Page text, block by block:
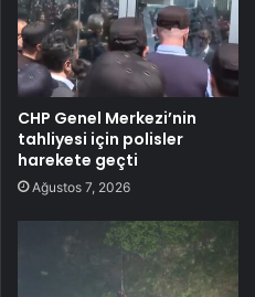
CHP Genel Merkezi’nin
tahliyesi için polisler
harekete geçti
Ağustos 7, 2026